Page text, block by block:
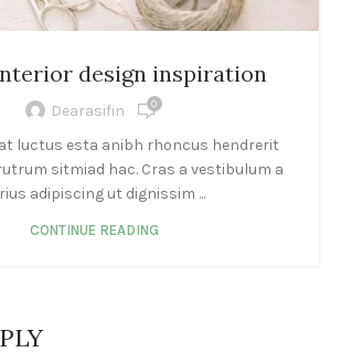
design inspiration
Dearasifin 0
luctus esta anibh rhoncus hendrerit
sitmiad hac. Cras a vestibulum a
adipiscing ut dignissim ...
CONTINUE READING